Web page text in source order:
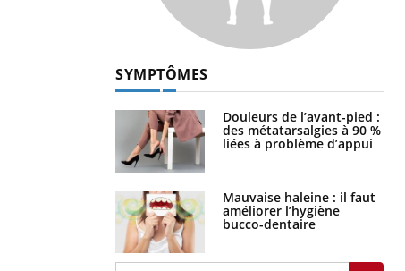
SYMPTÔMES
Douleurs de l’avant-pied :
des métatarsalgies à 90 %
liées à problème d’appui
Mauvaise haleine : il faut
améliorer l’hygiène
bucco-dentaire